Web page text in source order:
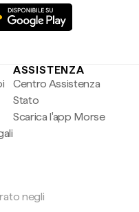
ASSISTENZA
Centro Assistenza
Stato
Scarica l'app Morse
negli